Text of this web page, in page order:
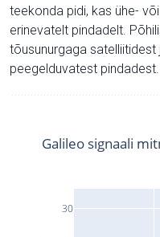
teekonda pidi, kas ühe-
erinevatelt pindadelt.
tõusunurgaga
peegelduvatest pindadest.
30
Galileo signaali